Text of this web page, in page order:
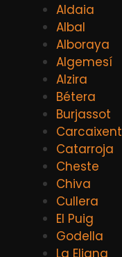
Aldaia
Albal
Alboraya
Algemesí
Alzira
Bétera
Burjassot
Carcaixent
Catarroja
Cheste
Chiva
Cullera
El Puig
Godella
La Eliana